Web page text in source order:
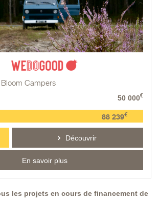
Bloom Campers
50 000€
88 239€
Découvrir
En savoir plus
les projets en cours de financement de